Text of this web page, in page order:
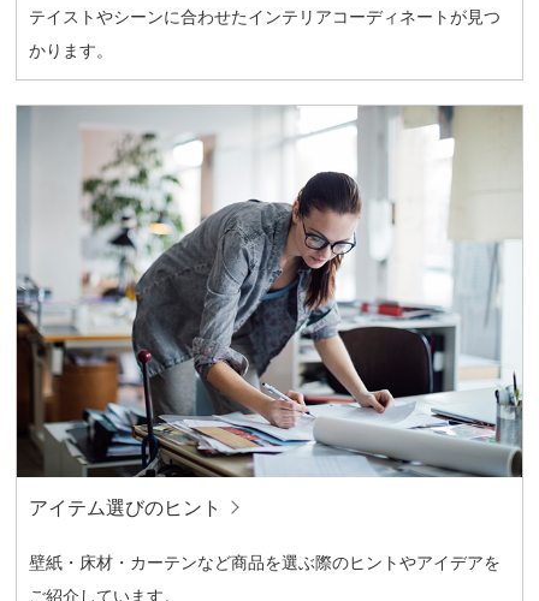
テイストやシーンに合わせたインテリアコーディネートが見つ
かります。
アイテム選びのヒント
壁紙・床材・カーテンなど商品を選ぶ際のヒントやアイデアを
ご紹介しています。